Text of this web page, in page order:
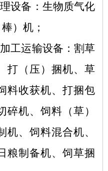
设备：生物质气化
）机；
工运输设备：割草
打（压）捆机、草
料收获机、打捆包
机、饲料（草）
、饲料混合机、
粮制备机、饲草捆